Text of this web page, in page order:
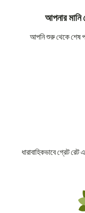
আপনার মানি
আপনি শুরু থেকে শেষ
ধারাবাহিকভাবে গ্রেট রেট